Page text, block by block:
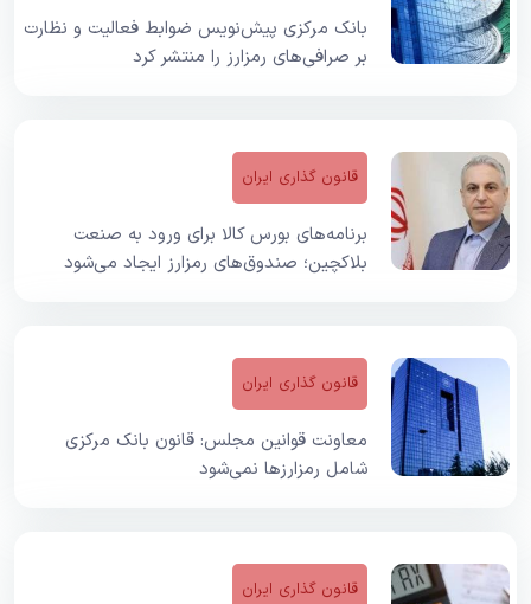
بانک مرکزی پیش‌نویس ضوابط فعالیت و نظارت
بر صرافی‌های رمزارز را منتشر کرد
قانون گذاری ایران
برنامه‌های بورس کالا برای ورود به صنعت
بلاکچین؛ صندوق‌های رمزارز ایجاد می‌شود
قانون گذاری ایران
معاونت قوانین مجلس: قانون بانک مرکزی
شامل رمزارز‌ها نمی‌شود
قانون گذاری ایران